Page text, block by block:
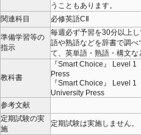
うこともあります。
関連科目
必修英語CⅡ
準備学習等の
指示
毎週必ず予習を30分以上
語や熟語などを辞書で調
て、英単語・熟語・構文
教科書
『Smart Choice』 Level
Press
『Smart Choice』 Level
University Press
参考文献
定期試験の実
施
定期試験は実施しません。